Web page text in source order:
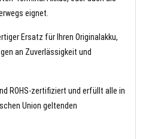
eignet.
Ersatz für Ihren Originalakku,
an Zuverlässigkeit und
ROHS-zertifiziert und erfüllt alle in
Union geltenden